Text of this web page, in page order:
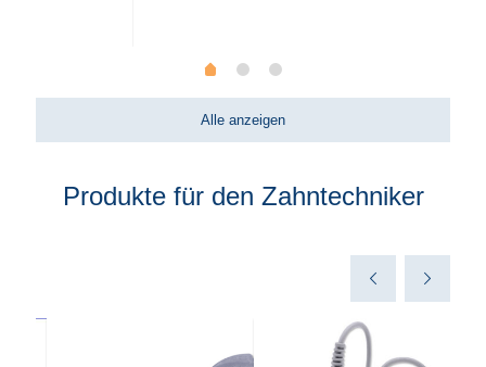
Alle anzeigen
Produkte für den Zahntechniker